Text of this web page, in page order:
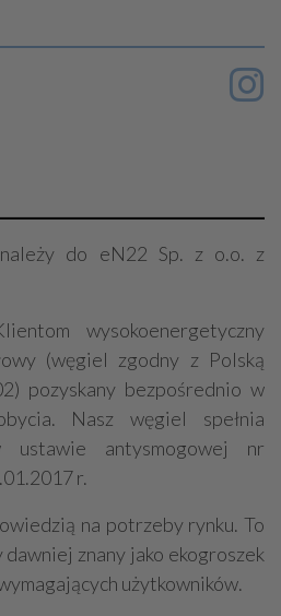
do eN22 Sp. z o.o. z
wysokoenergetyczny
(węgiel zgodny z Polską
pozyskany bezpośrednio w
Nasz węgiel spełnia
ustawie antysmogowej nr
r.
na potrzeby rynku. To
znany jako ekogroszek
użytkowników.